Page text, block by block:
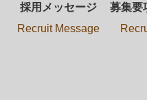
採用メッセージ
Recruit Message
募集要